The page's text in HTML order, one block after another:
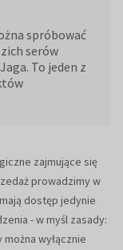
spróbować
serów
To jeden z
zajmujące się
prowadzimy w
dostęp jedynie
- w myśl zasady:
wyłącznie